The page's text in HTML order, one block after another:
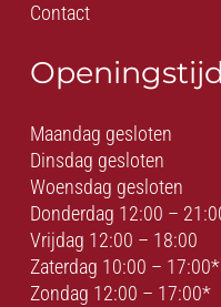
Contact
Maandag gesloten
Dinsdag gesloten
Woensdag gesloten
Donderdag 12:00 –
Vrijdag 12:00 – 18:00
Zaterdag 10:00 – 17:00*
Zondag 12:00 – 17:00*